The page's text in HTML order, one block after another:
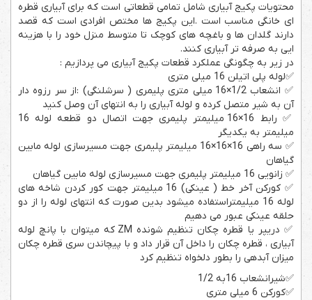
محتویات پکیج آبیاری شامل تمامی قطعاتی است که برای آبیاری قطره
ای خانگی مناسب است .این پکیج ها مختص افرادی است که قصد
دارند گلدان ها و باغچه های کوچک تا متوسط منزل خود را با هزینه
ایی به صرفه تر آبیاری کنند.
در زیر به چگونگی عملکرد قطعات پکیج آبیاری می پردازیم :
✅لوله پلی اتیلن 16 میلی متری
✅ انشعاب 1/2×16 میلی متری پلیمری ( سرشلنگی) :از سر رزوه دار
آن به شیر متصل کرده و لوله آبیاری را به انتهای آن وصل کنید
✅ رابط 16×16 میلیمتر پلیمری جهت اتصال دو قطعه لوله 16
میلیمتر به یکدیگر
✅ سه راهی 16×16×16 میلیمتر پلیمری جهت مسیرسازی لوله مابین
گیاهان
✅ زانویی 16 میلیمتر پلیمری جهت مسیرسازی لوله مابین گیاهان
✅ کورکن آخر خط ( عینکی) 16 میلیمتر جهت کور کردن شاخه های
لوله 16 میلیمتراستفاده میشود بدین صورت که انتهای لوله را از دو
حلقه عینکی عبور می دهیم
✅ دریپر یا قطره چکان تنظیم شونده ZM که میتوان با پانچ لوله
آبیاری ، قطره چکان را داخل آن قرار داد و با پیچاندن سری قطره چکان
میزان آبدهی را بطور دلخواه تنظیم کرد
✅شیرانشعاب 16به 1/2
✅کورکن 6 میلی متری